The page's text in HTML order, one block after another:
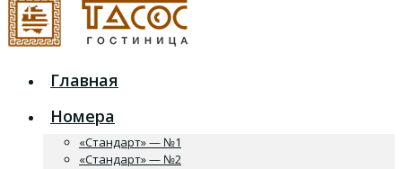
Главная
Номера
«Стандарт» — №1
«Стандарт» — №2